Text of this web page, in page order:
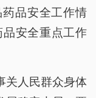
品安全工作情
安全重点工作
关人民群众身体